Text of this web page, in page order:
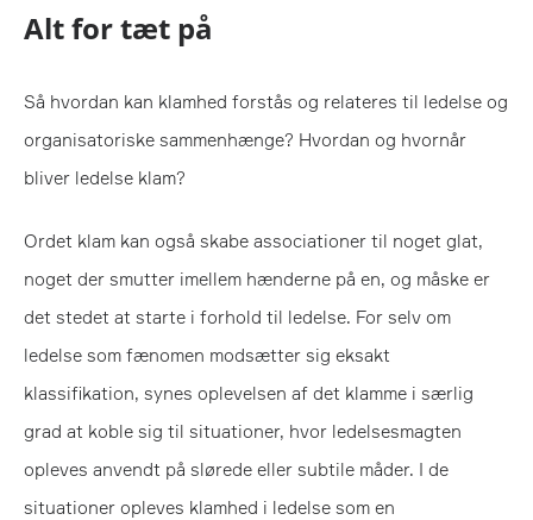
Alt for tæt på
Så hvordan kan klamhed forstås og relateres til ledelse og
organisatoriske sammenhænge? Hvordan og hvornår
bliver ledelse klam?
Ordet klam kan også skabe associationer til noget glat,
noget der smutter imellem hænderne på en, og måske er
det stedet at starte i forhold til ledelse. For selv om
ledelse som fænomen modsætter sig eksakt
klassifikation, synes oplevelsen af det klamme i særlig
grad at koble sig til situationer, hvor ledelsesmagten
opleves anvendt på slørede eller subtile måder. I de
situationer opleves klamhed i ledelse som en